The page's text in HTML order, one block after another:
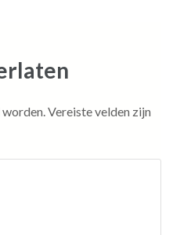
worden.Vereiste velden zijn